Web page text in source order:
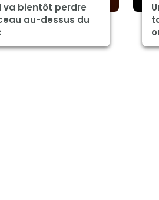
va bientôt perdre
au-dessus du